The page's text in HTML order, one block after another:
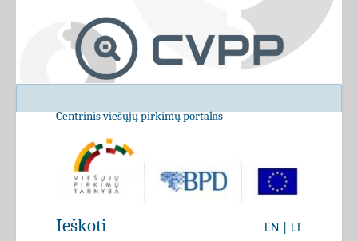
Centrinis viešųjų pirkimų portalas
EN LT
Ieškoti